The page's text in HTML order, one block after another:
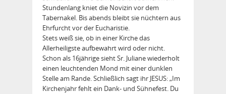
Stundenlang kniet die Novizin vor dem
Tabernakel. Bis abends bleibt sie nüchtern aus
Ehrfurcht vor der Eucharistie.
Stets weiß sie, ob in einer Kirche das
Allerheiligste aufbewahrt wird oder nicht.
Schon als 16jährige sieht Sr. Juliane wiederholt
einen leuchtenden Mond mit einer dunklen
Stelle am Rande. Schließlich sagt ihr JESUS: „Im
Kirchenjahr fehlt ein Dank- und Sühnefest. Du